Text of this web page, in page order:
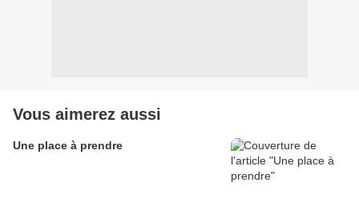
Vous aimerez aussi
Une place à prendre